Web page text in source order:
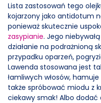
Lista zastosowań tego
kojarzony jako antidotum
ponieważ skutecznie
zasypianie. Jego
działanie na podrażnioną
przypadku oparzeń,
Lawenda stosowana jest
łamliwych włosów,
także spróbować miodu z
ciekawy smak! Albo dodać